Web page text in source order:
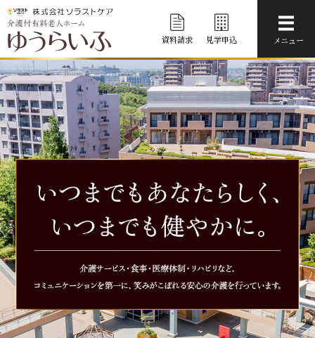
メニュー
資料請求 見学申込